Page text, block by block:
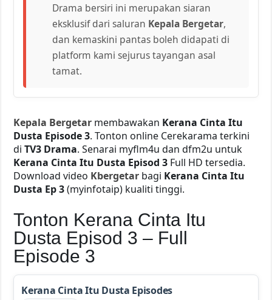
Drama bersiri ini merupakan siaran
eksklusif dari saluran Kepala Bergetar,
dan kemaskini pantas boleh didapati di
platform kami sejurus tayangan asal
tamat.
Kepala Bergetar membawakan Kerana Cinta Itu
Dusta Episode 3. Tonton online Cerekarama terkini
diTV3 Drama. Senarai myflm4u dan dfm2u untuk
Kerana Cinta Itu Dusta Episod 3 Full HD tersedia.
Download video Kbergetar bagi Kerana Cinta Itu
Dusta Ep 3(myinfotaip) kualiti tinggi.
Tonton Kerana Cinta Itu
Dusta Episod 3 – Full
Episode 3
Kerana Cinta Itu Dusta Episodes